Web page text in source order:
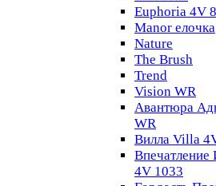
Euphoria 4V
Manor елочка
Nature
The Brush
Trend
Vision WR
Авантюра
WR
Вилла Villa
4V 1033